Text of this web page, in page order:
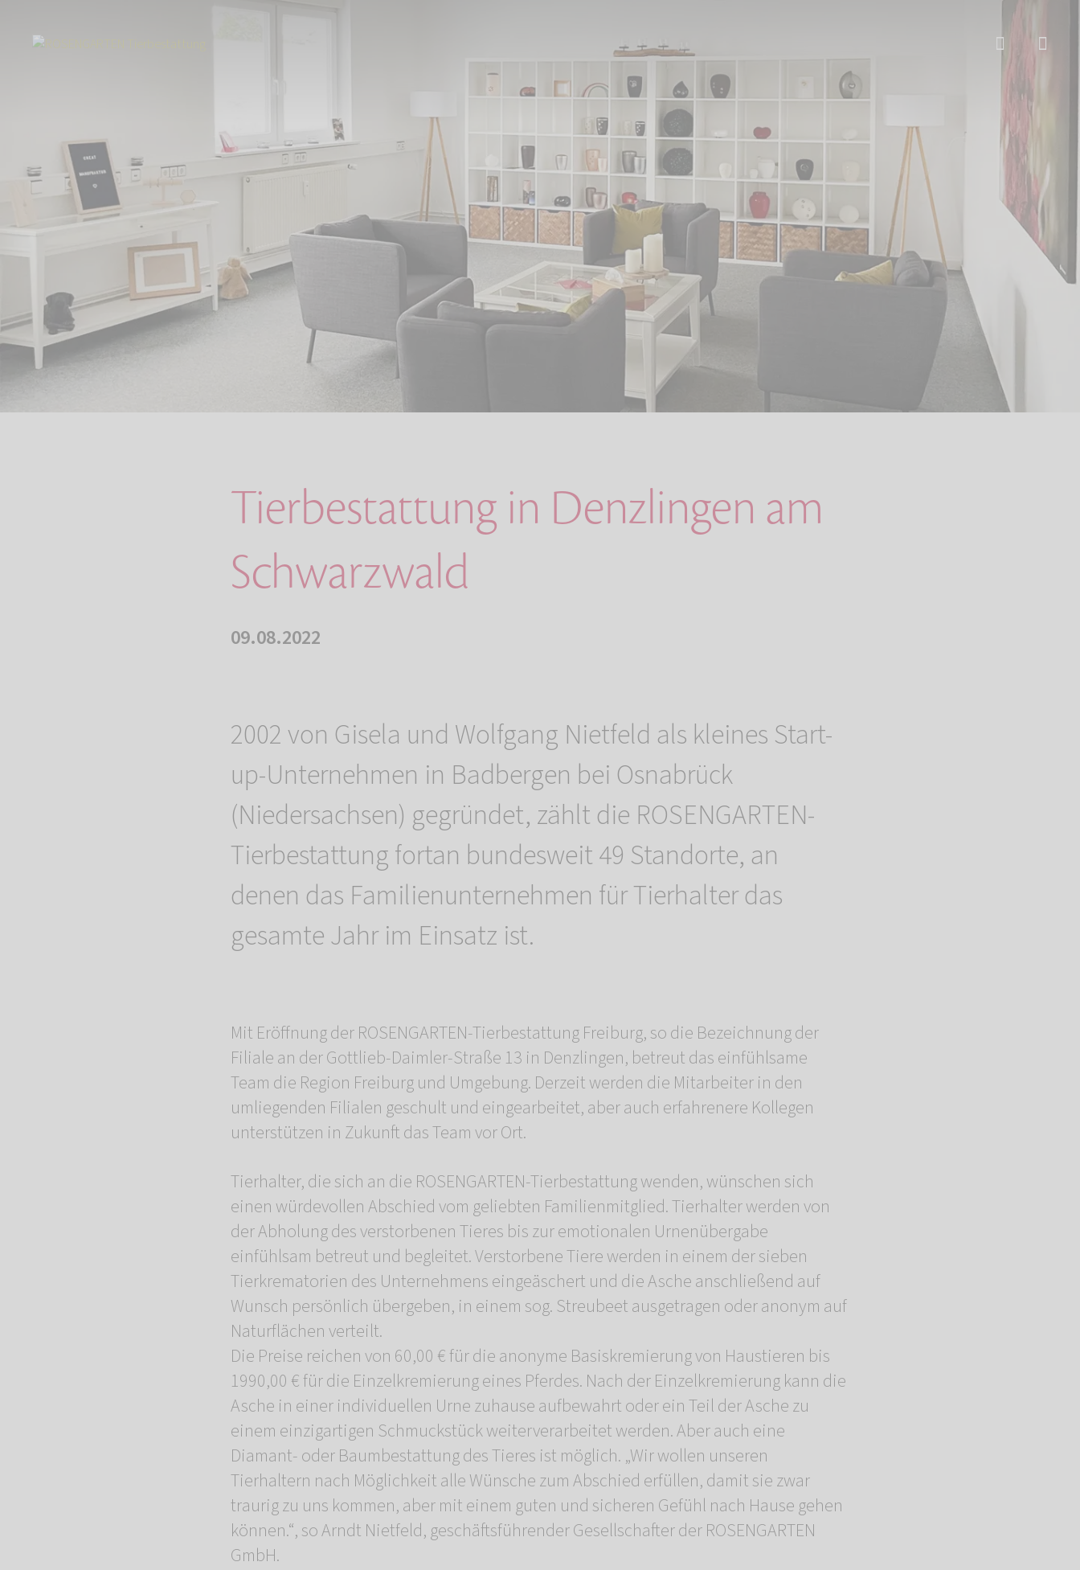
Tierbestattung in Denzlingen am
Schwarzwald
09.08.2022
2002 von Gisela und Wolfgang Nietfeld als kleines Start-
up-Unternehmen in Badbergen bei Osnabrück
(Niedersachsen) gegründet, zählt die ROSENGARTEN-
Tierbestattung fortan bundesweit 49 Standorte, an
denen das Familienunternehmen für Tierhalter das
gesamte Jahr im Einsatz ist.
Mit Eröffnung der ROSENGARTEN-Tierbestattung Freiburg, so die Bezeichnung der
Filiale an der Gottlieb-Daimler-Straße 13 in Denzlingen, betreut das einfühlsame
Team die Region Freiburg und Umgebung. Derzeit werden die Mitarbeiter in den
umliegenden Filialen geschult und eingearbeitet, aber auch erfahrenere Kollegen
unterstützen in Zukunft das Team vor Ort.
Tierhalter, die sich an die ROSENGARTEN-Tierbestattung wenden, wünschen sich
einen würdevollen Abschied vom geliebten Familienmitglied. Tierhalter werden von
der Abholung des verstorbenen Tieres bis zur emotionalen Urnenübergabe
einfühlsam betreut und begleitet. Verstorbene Tiere werden in einem der sieben
Tierkrematorien des Unternehmens eingeäschert und die Asche anschließend auf
Wunsch persönlich übergeben, in einem sog. Streubeet ausgetragen oder anonym auf
Naturflächen verteilt.
Die Preise reichen von 60,00 € für die anonyme Basiskremierung von Haustieren bis
1990,00 € für die Einzelkremierung eines Pferdes. Nach der Einzelkremierung kann die
Asche in einer individuellen Urne zuhause aufbewahrt oder ein Teil der Asche zu
einem einzigartigen Schmuckstück weiterverarbeitet werden. Aber auch eine
Diamant- oder Baumbestattung des Tieres ist möglich. „Wir wollen unseren
Tierhaltern nach Möglichkeit alle Wünsche zum Abschied erfüllen, damit sie zwar
traurig zu uns kommen, aber mit einem guten und sicheren Gefühl nach Hause gehen
können.“, so Arndt Nietfeld, geschäftsführender Gesellschafter der ROSENGARTEN
GmbH.